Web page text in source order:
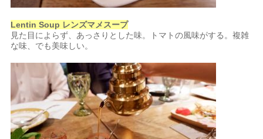
Lentin Soup レンズマメスープ
見た目によらず、あっさりとした味。トマトの風味がする。複雑
な味、でも美味しい。